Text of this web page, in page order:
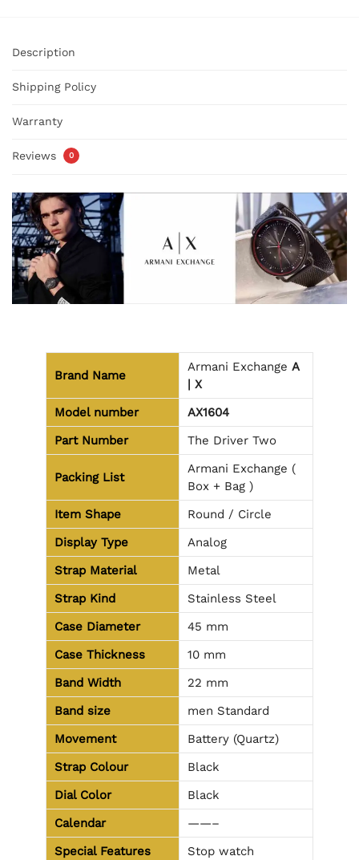
Description
Shipping Policy
Warranty
Reviews 0
Brand Name
Armani Exchange A
| X
Model number
AX1604
Part Number
The Driver Two
Packing List
Armani Exchange (
Box + Bag )
Item Shape
Round / Circle
Display Type
Analog
Strap Material
Metal
Strap Kind
Stainless Steel
Case Diameter
45 mm
Case Thickness
10 mm
Band Width
22 mm
Band size
men Standard
Movement
Battery (Quartz)
Strap Colour
Black
Dial Color
Black
Calendar
——–
Special Features
Stop watch